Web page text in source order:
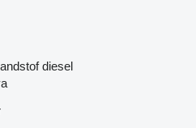
diesel